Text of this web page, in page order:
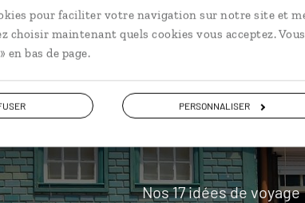
pour faciliter votre navigation sur notre site et
choisir maintenant quels cookies vous acceptez.
en bas de page.
PERSONNALISER
plus loin
Nos 17 idées de voyage